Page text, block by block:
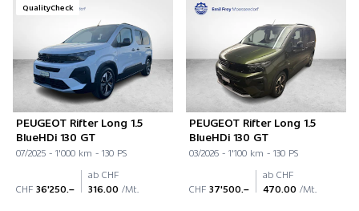
QualityCheck
PEUGEOT Rifter Long 1.5
BlueHDi 130 GT
07/2025 - 1'000 km - 130 PS
CHF 36'250.–
ab CHF
316.00 /Mt.
PEUGEOT Rifter Long 1.5
BlueHDi 130 GT
03/2026 - 1'100 km - 130 PS
CHF 37'500.–
ab CHF
470.00 /Mt.